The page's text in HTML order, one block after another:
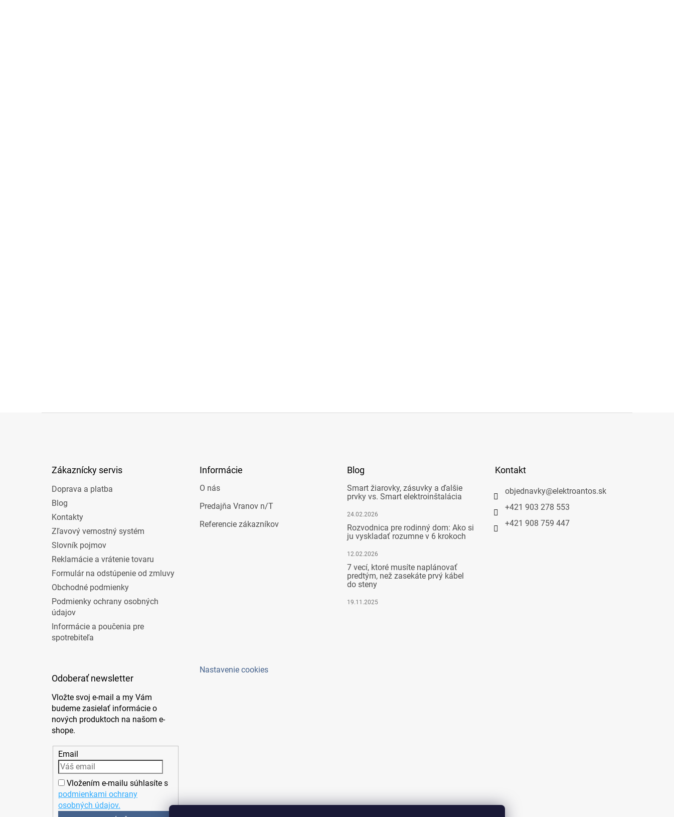
Zákaznícky servis
Doprava a platba
Blog
Kontakty
Zľavový vernostný systém
Slovník pojmov
Reklamácie a vrátenie tovaru
Formulár na odstúpenie od zmluvy
Obchodné podmienky
Podmienky ochrany osobných
údajov
Informácie a poučenia pre
spotrebiteľa
Informácie
O nás
Predajňa Vranov n/T
Referencie zákazníkov
Blog
Smart žiarovky, zásuvky a ďalšie
prvky vs. Smart elektroinštalácia
24.02.2026
Rozvodnica pre rodinný dom: Ako si
ju vyskladať rozumne v 6 krokoch
12.02.2026
7 vecí, ktoré musíte naplánovať
predtým, než zasekáte prvý kábel
do steny
19.11.2025
Kontakt
objednavky@elektroantos.sk
+421 903 278 553
+421 908 759 447
Odoberať newsletter
Vložte svoj e-mail a my Vám
budeme zasielať informácie o
nových produktoch na našom e-
shope.
Email
Vložením e-mailu súhlasíte s
podmienkami ochrany
osobných údajov.
Nastavenie cookies